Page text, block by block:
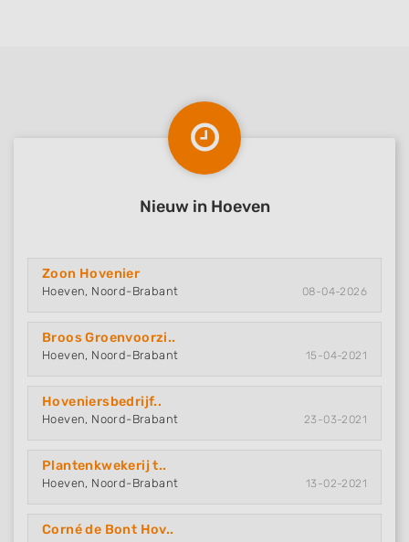
Nieuw in Hoeven
Zoon Hovenier
Hoeven, Noord-Brabant 08-04-2026
Broos Groenvoorzi..
Hoeven, Noord-Brabant 15-04-2021
Hoveniersbedrijf..
Hoeven, Noord-Brabant 23-03-2021
Plantenkwekerij t..
Hoeven, Noord-Brabant 13-02-2021
Corné de Bont Hov..